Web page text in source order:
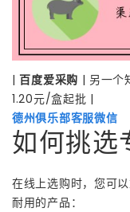
| 百度爱采购 | 另一个
1.20元/盒起批 |
德州俱乐部客服微信
如何挑选
在线上选购时，您可
耐用的产品：